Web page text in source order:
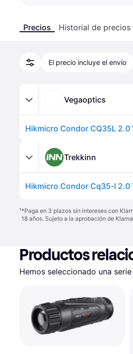
Precios Historial de precios
El precio incluye el envío
Vegaoptics
Hikmicro Condor CQ35L 2.0
Trekkinn
Hikmicro Condor Cq35-l 2.0
¹*Paga en 3 plazos sin intereses con
18 años. Sujeto a la aprobación de
Productos
Hemos seleccionado una